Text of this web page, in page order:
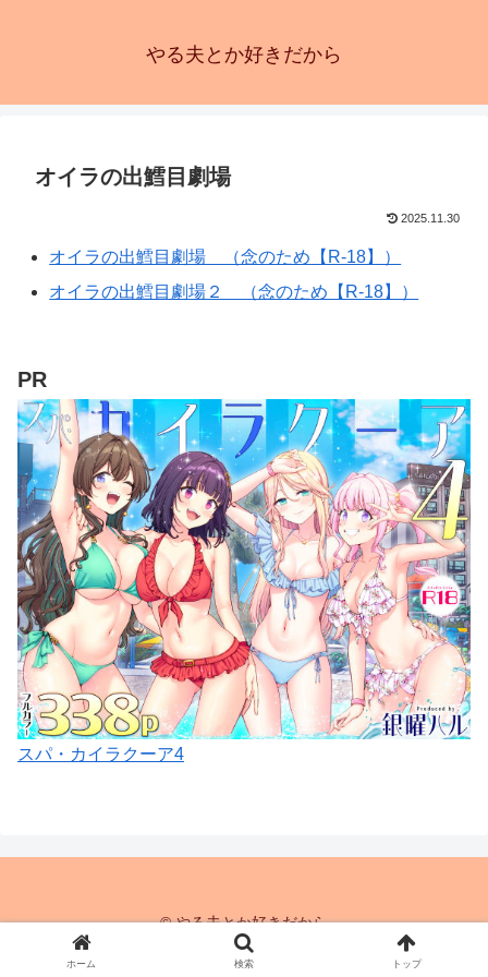
やる夫とか好きだから
オイラの出鱈目劇場
2025.11.30
オイラの出鱈目劇場 （念のため【R-18】）
オイラの出鱈目劇場２ （念のため【R-18】）
PR
スパ・カイラクーア4
© やる夫とか好きだから
ホーム 検索 トップ